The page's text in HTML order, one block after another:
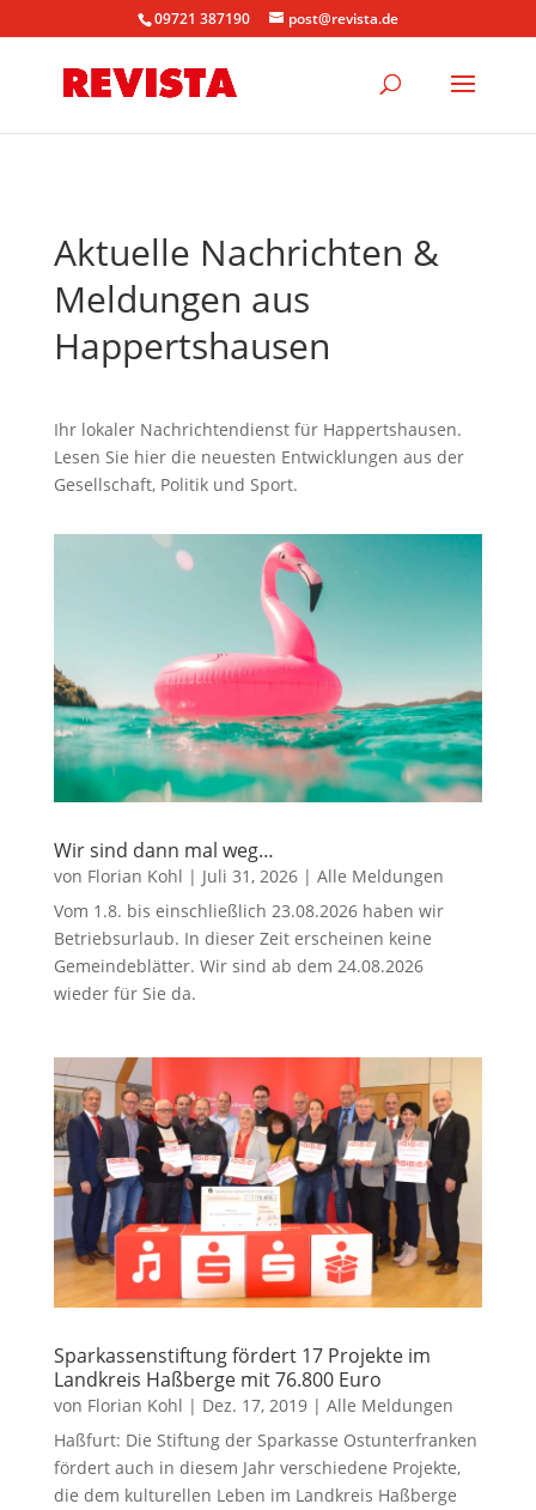
09721 387190 post@revista.de
Aktuelle Nachrichten &
Meldungen aus
Happertshausen
Ihr lokaler Nachrichtendienst für Happertshausen.
Lesen Sie hier die neuesten Entwicklungen aus der
Gesellschaft, Politik und Sport.
Wir sind dann mal weg…
von Florian Kohl | Juli 31, 2026| Alle Meldungen
Vom 1.8. bis einschließlich 23.08.2026 haben wir
Betriebsurlaub. In dieser Zeit erscheinen keine
Gemeindeblätter. Wir sind ab dem 24.08.2026
wieder für Sie da.
Sparkassenstiftung fördert 17 Projekte im
Landkreis Haßberge mit 76.800 Euro
von Florian Kohl | Dez. 17, 2019| Alle Meldungen
Haßfurt: Die Stiftung der Sparkasse Ostunterfranken
fördert auch in diesem Jahr verschiedene Projekte,
die dem kulturellen Leben im Landkreis Haßberge